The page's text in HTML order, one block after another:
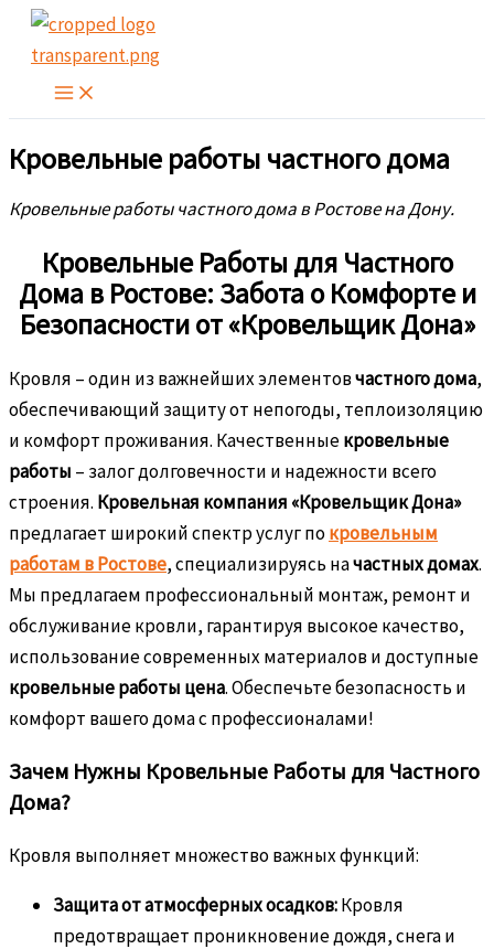
Перейти
содержимому
Кровельные работы частного дома
Кровельные работы частного дома в Ростове на Дону.
Кровельные Работы для Частного
Дома в Ростове: Забота о Комфорте и
Безопасности от «Кровельщик Дона»
Кровля – один из важнейших элементовчастного дома,
обеспечивающий защиту от непогоды, теплоизоляцию
и комфорт проживания. Качественныекровельные
работы – залог долговечности и надежности всего
строения. Кровельная компания «Кровельщик Дона»
предлагает широкий спектр услуг покровельным
работам в Ростове, специализируясь начастных домах.
Мы предлагаем профессиональный монтаж, ремонт и
обслуживание кровли, гарантируя высокое качество,
использование современных материалов и доступные
кровельные работы цена. Обеспечьте безопасность и
комфорт вашего дома с профессионалами!
Зачем Нужны Кровельные Работы для Частного
Дома?
Кровля выполняет множество важных функций:
Защита от атмосферных осадков:Кровля
предотвращает проникновение дождя, снега и